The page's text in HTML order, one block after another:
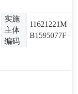
实施
主体
编码
11621221M
B1595077F